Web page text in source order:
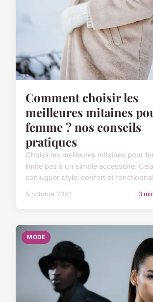
Comment choisir les
meilleures mitaines
femme ? nos conseils
pratiques
Choisir les meilleures mitaines pour
limite pas à un simple accessoire.
conjuguer style, confort et
5 octobre 2024 3
MODE